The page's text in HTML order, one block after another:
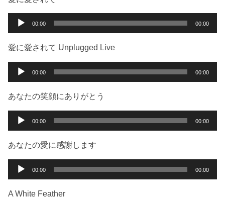
レ
ー
プ
ー
00:00 00:00
愛に愛されて Unplugged Live
音
プ
レ
ー
00:00 00:00
あなたの笑顔にありがとう
音
プ
00:00 00:00
あなたの愛に感謝します
音
00:00 00:00
A White Feather